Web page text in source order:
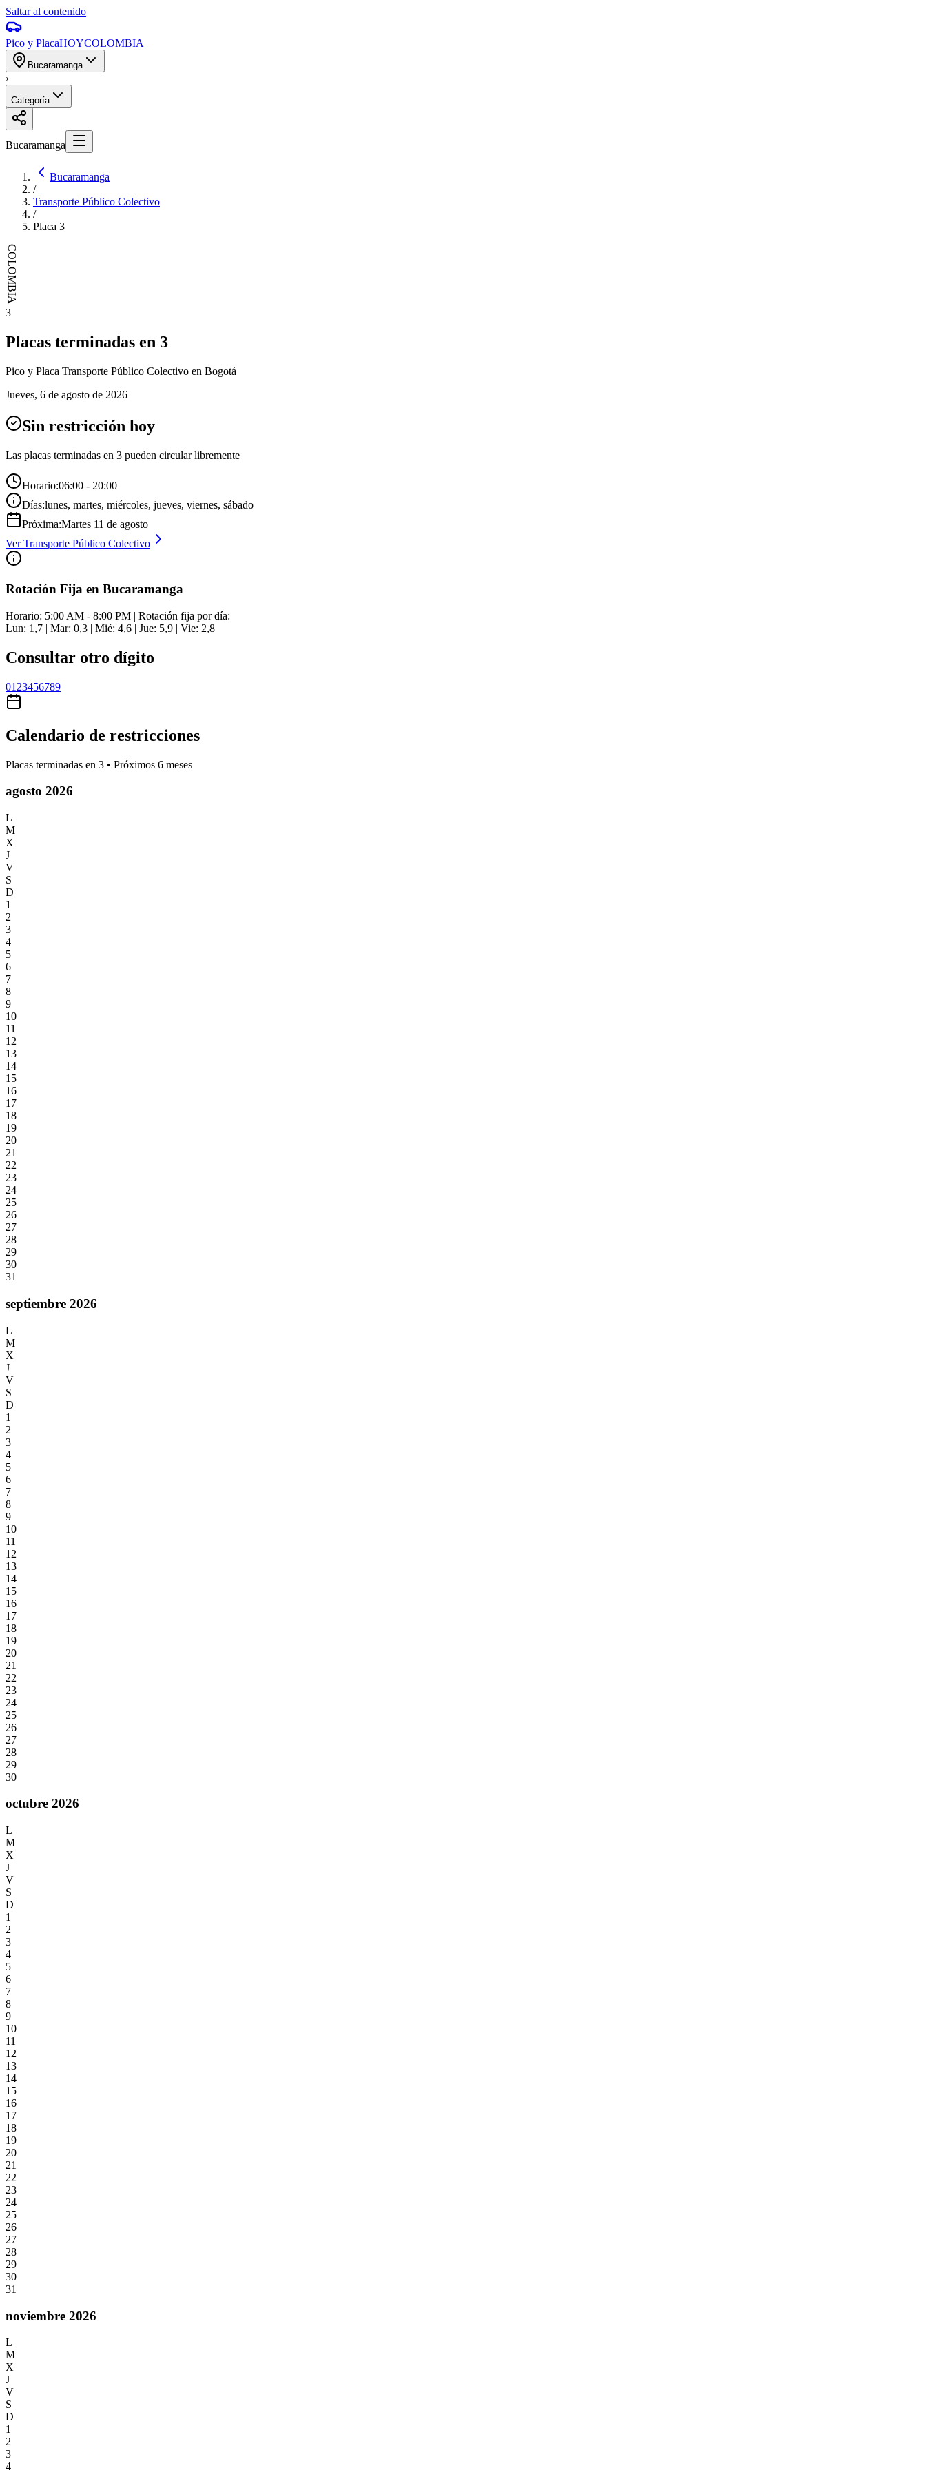
Saltar al contenido
Pico y PlacaHOYCOLOMBIA
Bucaramanga
›
Categoría
Bucaramanga
Bucaramanga
/
Transporte Público Colectivo
/
Placa 3
COLOMBIA
3
Placas terminadas en 3
Pico y Placa Transporte Público Colectivo en Bogotá
Jueves, 6 de agosto de 2026
Sin restricción hoy
Las placas terminadas en 3 pueden circular libremente
Horario:06:00 - 20:00
Días:lunes, martes, miércoles, jueves, viernes, sábado
Próxima:Martes 11 de agosto
VerTransporte Público Colectivo
Rotación Fija en Bucaramanga
Horario: 5:00 AM - 8:00 PM | Rotación fija por día:
Lun: 1,7 | Mar: 0,3 | Mié: 4,6 | Jue: 5,9 | Vie: 2,8
Consultar otro dígito
01 23456789
Calendario de restricciones
Placas terminadas en 3 • Próximos 6 meses
agosto 2026
L
M
X
J
V
S
D
1
2
3
4
5
6
7
8
9
10
11
12
13
14
15
16
17
18
19
20
21
22
23
24
25
26
27
28
29
30
31
septiembre 2026
L
M
X
J
V
S
D
1
2
3
4
5
6
7
8
9
10
11
12
13
14
15
16
17
18
19
20
21
22
23
24
25
26
27
28
29
30
octubre 2026
L
M
X
J
V
S
D
1
2
3
4
5
6
7
8
9
10
11
12
13
14
15
16
17
18
19
20
21
22
23
24
25
26
27
28
29
30
31
noviembre 2026
L
M
X
J
V
S
D
1
2
3
4